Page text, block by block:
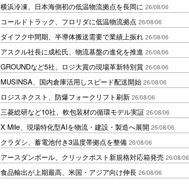
横浜冷凍、日本海側初の低温物流拠点を長岡に 26/08/06
コールドトラック、フロリダに低温物流拠点 26/08/06
ダイフク中間期、半導体搬送需要で業績上振れ 26/08/06
アスクル社長に成松氏、物流基盤の進化を推進 26/08/06
GROUNDなど5社、ロジ大賞の現場革新特別賞 26/08/06
MUSINSA、国内倉庫活用しスピード配送開始 26/08/06
ロジスネクスト、防爆フォークリフト刷新 26/08/06
三菱総研など10社、軟包装材の循環モデル実証 26/08/06
X Mile、現場特化型AIを物流・建設・製造へ展開 26/08/06
クラダシ、蓄電池付き3温度帯拠点を整備 26/08/06
アースダンボール、クリックポスト新規格対応箱発売 26/08/06
食品輸出が上期最高、米国・アジア向け伸長 26/08/06